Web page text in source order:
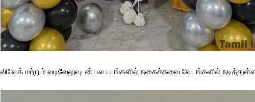
விவேக் மற்றும் வடிவேலுவுடன் பல படங்களில் நகைச்சுவை வேடங்களில்